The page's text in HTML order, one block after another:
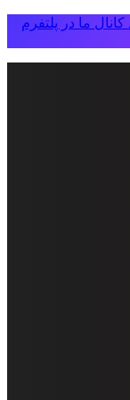
ما در پلتفرم